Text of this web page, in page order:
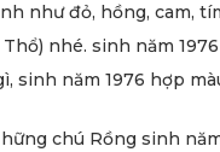
như đỏ, hồng, cam,
nhé. sinh năm
sinh năm 1976 hợp
chú Rồng sinh